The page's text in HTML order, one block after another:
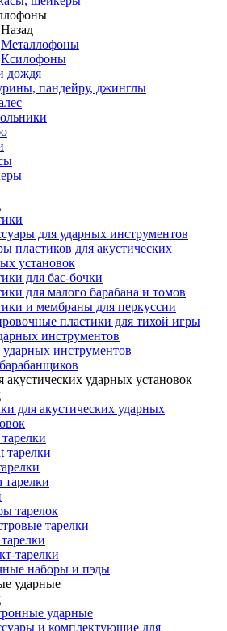
Назад
Металлофоны
Ксилофоны
дождя
пандейру, джинглы
для ударных инструментов
пластиков для акустических
установок
для бас-бочки
для малого барабана и томов
и мембраны для перкуссии
пластики для тихой игры
инструментов
инструментов
акустических ударных установок
для акустических ударных
тарелки
тарелки
тарелок
тарелки
тарелки
наборы и пэды
ударные
ударные
и комплектующие для